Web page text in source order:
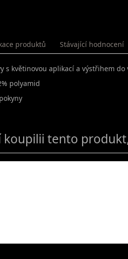
produktů Stávající hodnocení
s květinovou aplikací a výstřihem
polyamid
koupilii tento